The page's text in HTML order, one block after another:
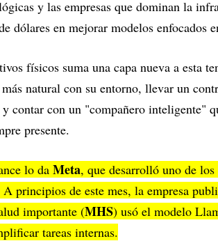
y las empresas que dominan la
dólares en mejorar modelos enfocados
físicos suma una capa nueva a esta
natural con su entorno, llevar un
contar con un "compañero inteligente"
presente.
lo da Meta, que desarrolló uno de
A principios de este mes, la empresa
importante (MHS) usó el modelo
tareas internas.